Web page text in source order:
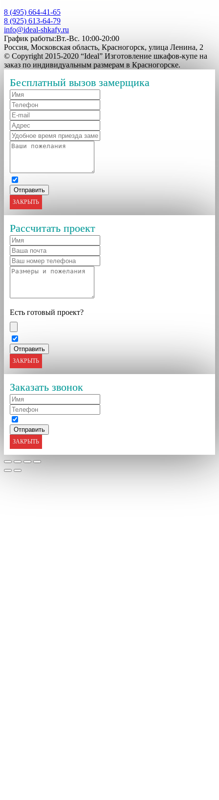
8 (495) 664-41-65
8 (925) 613-64-79
info@ideal-shkafy.ru
График работы:Вт.-Вс. 10:00-20:00
Россия, Московская область, Красногорск, улица Ленина, 2
© Copyright 2015-2020 “Ideal” Изготовление шкафов-купе на
заказ по индивидуальным размерам в Красногорске.
Бесплатный вызов замерщика
ЗАКРЫТЬ
Рассчитать проект
Есть готовый проект?
ЗАКРЫТЬ
Заказать звонок
ЗАКРЫТЬ